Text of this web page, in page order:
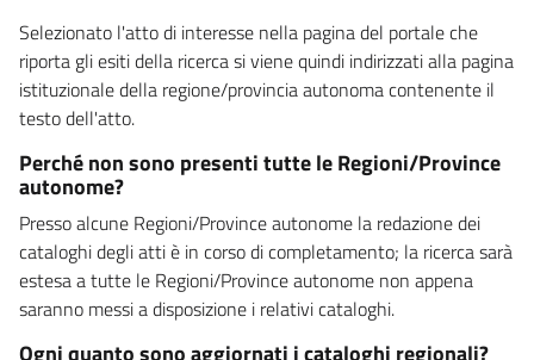
Selezionato l'atto di interesse nella pagina del portale che
riporta gli esiti della ricerca si viene quindi indirizzati alla pagina
istituzionale della regione/provincia autonoma contenente il
testo dell'atto.
Perché non sono presenti tutte le Regioni/Province
autonome?
Presso alcune Regioni/Province autonome la redazione dei
cataloghi degli atti è in corso di completamento; la ricerca sarà
estesa a tutte le Regioni/Province autonome non appena
saranno messi a disposizione i relativi cataloghi.
Ogni quanto sono aggiornati i cataloghi regionali?